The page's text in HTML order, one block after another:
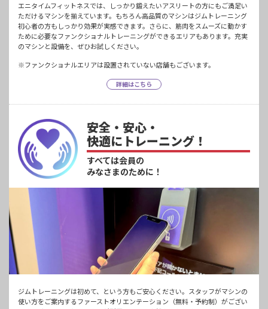
エニタイムフィットネスでは、しっかり鍛えたいアスリートの方にもご満足い
ただけるマシンを揃えています。もちろん高品質のマシンはジムトレーニング
初心者の方もしっかり効果が実感できます。さらに、筋肉をスムーズに動かす
ために必要なファンクショナルトレーニングができるエリアもあります。充実
のマシンと設備を、ぜひお試しください。
※ファンクショナルエリアは設置されていない店舗もございます。
詳細はこちら
安全・安心・
快適にトレーニング！
すべては会員の
みなさまのために！
ジムトレーニングは初めて、という方もご安心ください。スタッフがマシンの
使い方をご案内するファーストオリエンテーション（無料・予約制）がござい